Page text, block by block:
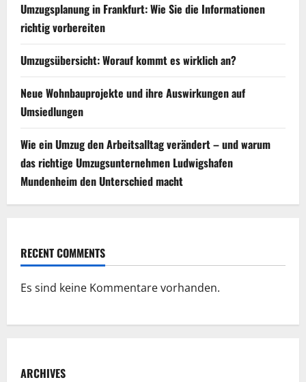
Umzugsplanung in Frankfurt: Wie Sie die Informationen
richtig vorbereiten
Umzugsübersicht: Worauf kommt es wirklich an?
Neue Wohnbauprojekte und ihre Auswirkungen auf
Umsiedlungen
Wie ein Umzug den Arbeitsalltag verändert – und warum
das richtige Umzugsunternehmen Ludwigshafen
Mundenheim den Unterschied macht
RECENT COMMENTS
Es sind keine Kommentare vorhanden.
ARCHIVES